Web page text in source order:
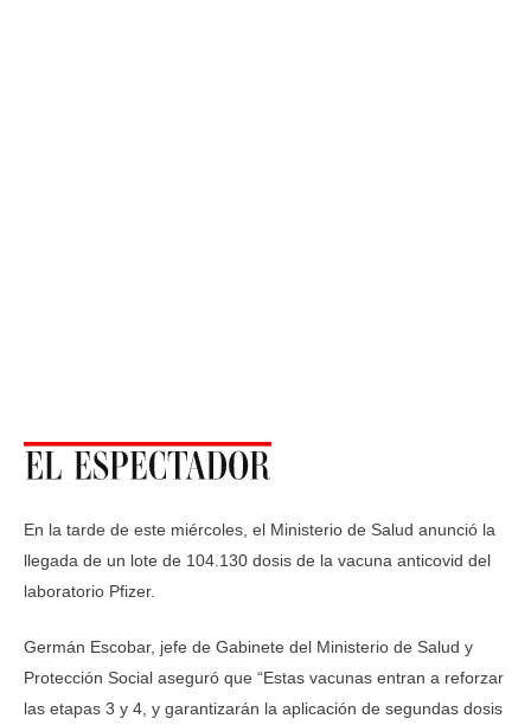
En la tarde de este miércoles, el Ministerio de Salud anunció la
llegada de un lote de 104.130 dosis de la vacuna anticovid del
laboratorio Pfizer.
Germán Escobar, jefe de Gabinete del Ministerio de Salud y
Protección Social aseguró que “Estas vacunas entran a reforzar
las etapas 3 y 4, y garantizarán la aplicación de segundas dosis